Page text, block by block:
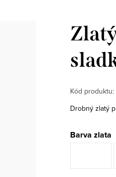
Kód produktu:
Drobný zlatý
Barva zlata